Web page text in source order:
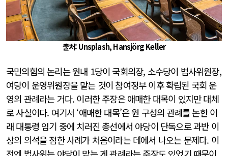
출처: Unsplash, Hansjörg Keller
국민의힘의 논리는 원내 1당이 국회의장, 소수당이 법사위원장,
여당이 운영위원장을 맡는 것이 참여정부 이후 확립된 국회 운
영의 관례라는 거다. 이러한 주장은 애매한 대목이 있지만 대체
로 사실이다. 여기서 ‘애매한 대목’은 원 구성의 관례를 논한 이
래 대통령 임기 중에 치러진 총선에서 야당이 단독으로 과반 이
상의 의석을 점한 사례가 처음이라는 데에서 나오는 문제다. 이